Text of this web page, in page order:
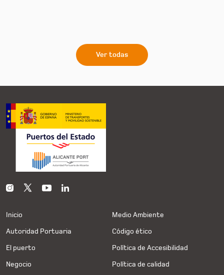
Ver todas
Inicio
Autoridad Portuaria
El puerto
Negocio
Medio Ambiente
Código ético
Política de Accesibilidad
Política de calidad